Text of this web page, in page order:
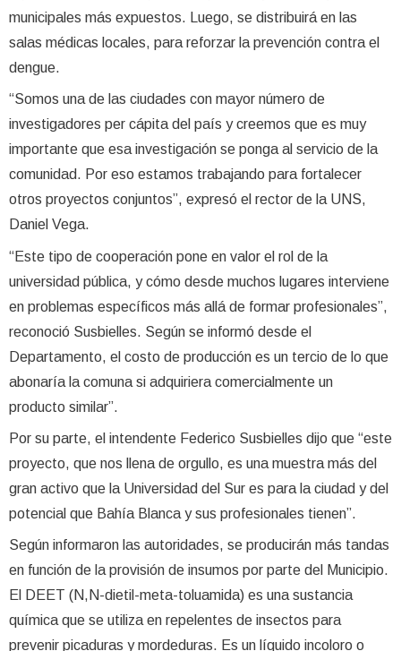
municipales más expuestos. Luego, se distribuirá en las
salas médicas locales, para reforzar la prevención contra el
dengue.
“Somos una de las ciudades con mayor número de
investigadores per cápita del país y creemos que es muy
importante que esa investigación se ponga al servicio de la
comunidad. Por eso estamos trabajando para fortalecer
otros proyectos conjuntos”, expresó el rector de la UNS,
Daniel Vega.
“Este tipo de cooperación pone en valor el rol de la
universidad pública, y cómo desde muchos lugares interviene
en problemas específicos más allá de formar profesionales”,
reconoció Susbielles. Según se informó desde el
Departamento, el costo de producción es un tercio de lo que
abonaría la comuna si adquiriera comercialmente un
producto similar”.
Por su parte, el intendente Federico Susbielles dijo que “este
proyecto, que nos llena de orgullo, es una muestra más del
gran activo que la Universidad del Sur es para la ciudad y del
potencial que Bahía Blanca y sus profesionales tienen”.
Según informaron las autoridades, se producirán más tandas
en función de la provisión de insumos por parte del Municipio.
El DEET (N,N-dietil-meta-toluamida) es una sustancia
química que se utiliza en repelentes de insectos para
prevenir picaduras y mordeduras. Es un líquido incoloro o